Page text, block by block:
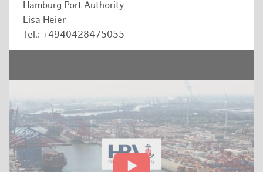
Hamburg Port Authority
Lisa Heier
Tel.: +4940428475055